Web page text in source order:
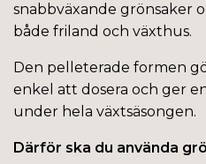
snabbväxande grönsaker
både friland och växthus.
Den pelleterade formen
enkel att dosera och ger
under hela växtsäsongen.
Därför ska du använda